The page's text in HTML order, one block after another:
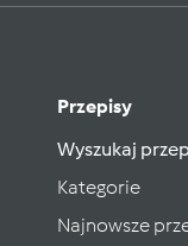
Przepisy
Wyszukaj
Kategorie
Najnowsze